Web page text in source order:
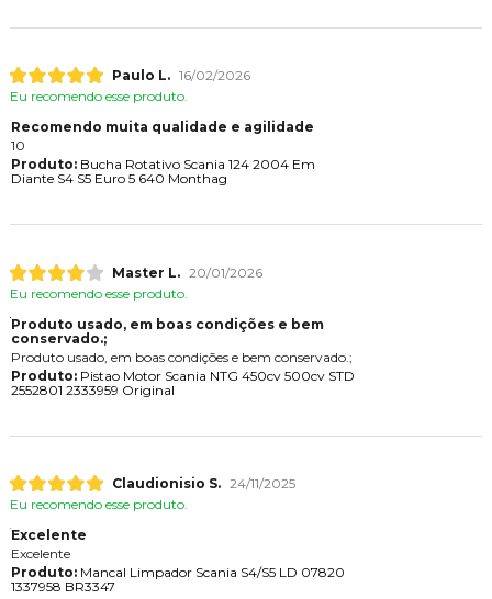
Paulo L. 16/02/2026
Eu recomendo esse produto.
Recomendo muita qualidade e agilidade
10
Produto:Bucha Rotativo Scania 124 2004 Em
Diante S4 S5 Euro 5 640 Monthag
Master L. 20/01/2026
Eu recomendo esse produto.
Produto usado, em boas condições e bem
conservado.;
Produto usado, em boas condições e bem conservado.;
Produto:Pistao Motor Scania NTG 450cv 500cv STD
2552801 2333959 Original
Claudionisio S. 24/11/2025
Eu recomendo esse produto.
Excelente
Excelente
Produto:Mancal Limpador Scania S4/S5 LD 07820
1337958 BR3347